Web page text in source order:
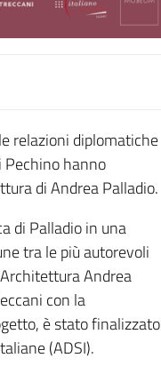
relazioni diplomatiche
Pechino hanno
di Andrea Palladio.
di Palladio in una
tra le più autorevoli
Andrea
con la
è stato finalizzato
(ADSI).